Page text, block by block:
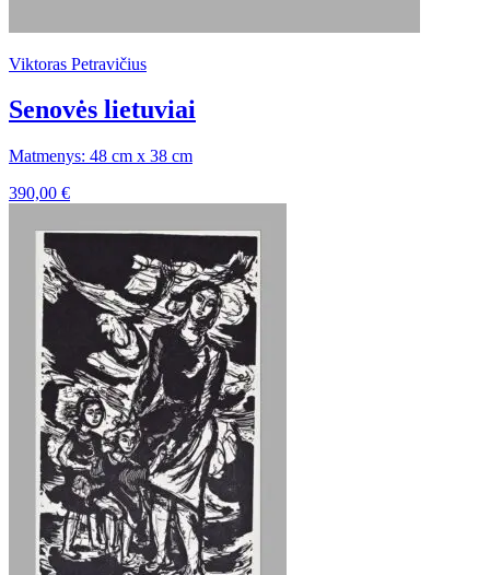
Viktoras Petravičius
Senovės lietuviai
Matmenys: 48 cm x 38 cm
390,00 €